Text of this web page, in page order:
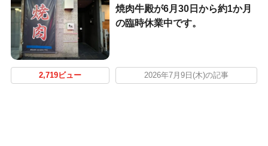
焼肉牛殿が6月30日から約1か月
の臨時休業中です。
2,719ビュー 2026年7月9日(木)の記事